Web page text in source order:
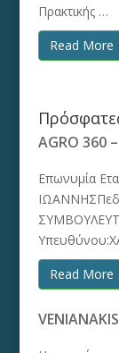
Πρακτικής …
Read More
AGRO
Επωνυμία
Read More